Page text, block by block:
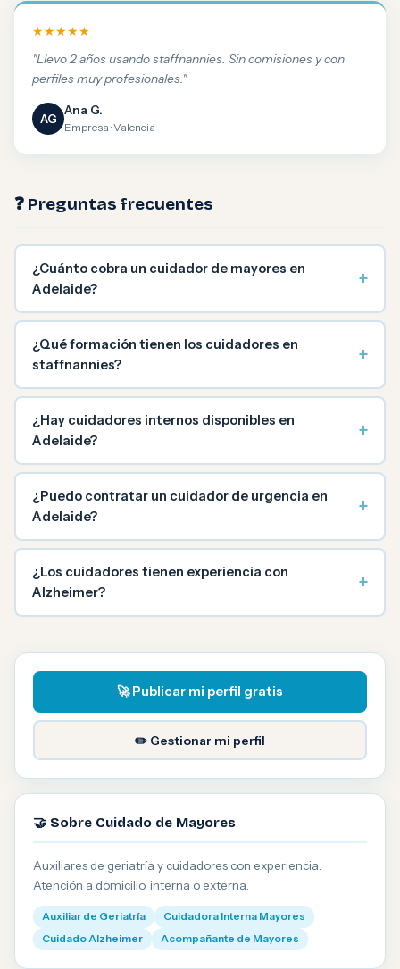
★★★★★
"Llevo 2 años usando staffnannies. Sin comisiones y con
perfiles muy profesionales."
AG
Ana G.
Empresa · Valencia
❓ Preguntas frecuentes
¿Cuánto cobra un cuidador de mayores en
Adelaide?
+
¿Qué formación tienen los cuidadores en
staffnannies?
+
¿Hay cuidadores internos disponibles en
Adelaide?
+
¿Puedo contratar un cuidador de urgencia en
Adelaide?
+
¿Los cuidadores tienen experiencia con
Alzheimer?
+
🚀 Publicar mi perfil gratis
✏️ Gestionar mi perfil
🤝 Sobre Cuidado de Mayores
Auxiliares de geriatría y cuidadores con experiencia.
Atención a domicilio, interna o externa.
Auxiliar de Geriatría
Cuidadora Interna Mayores
Cuidado Alzheimer
Acompañante de Mayores